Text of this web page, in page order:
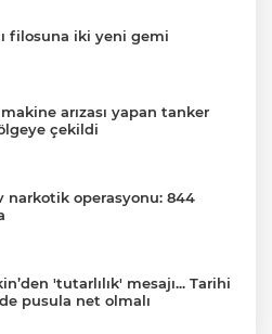
filosuna iki yeni gemi
arızası yapan tanker
çekildi
narkotik operasyonu: 844
'tutarlılık' mesajı... Tarihi
pusula net olmalı